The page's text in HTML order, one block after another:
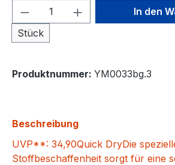
Produkt Anzahl: Gib
Stück
In den
Produktnummer: YM0033bg.3
Beschreibung
UVP**: 34,90Quick DryDie
Stoffbeschaffenheit sorgt für eine